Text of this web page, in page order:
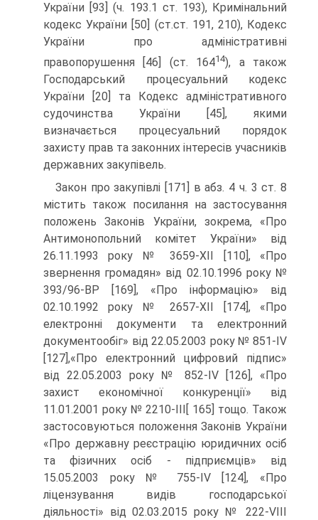
України [93] (ч. 193.1 ст. 193), Кримінальний
кодекс України [50] (ст.ст. 191, 210), Кодекс
України про адміністративні
правопорушення [46] (ст. 16414), а також
Господарський процесуальний кодекс
України [20] та Кодекс адміністративного
судочинства України [45], якими
визначається процесуальний порядок
захисту прав та законних інтересів учасників
державних закупівель.
Закон про закупівлі [171] в абз. 4 ч. 3 ст. 8
містить також посилання на застосування
положень Законів України, зокрема, «Про
Антимонопольний комітет України» від
26.11.1993 року № 3659-XII [110], «Про
звернення громадян» від 02.10.1996 року №
393/96-ВР [169], «Про інформацію» від
02.10.1992 року № 2657-XII [174], «Про
електронні документи та електронний
документообіг» від 22.05.2003 року № 851-IV
[127],«Про електронний цифровий підпис»
від 22.05.2003 року № 852-IV [126], «Про
захист економічної конкуренції» від
11.01.2001 року № 2210-III[ 165] тощо. Також
застосовуються положення Законів України
«Про державну реєстрацію юридичних осіб
та фізичних осіб - підприємців» від
15.05.2003 року № 755-IV [124], «Про
ліцензування видів господарської
діяльності» від 02.03.2015 року № 222-VIII